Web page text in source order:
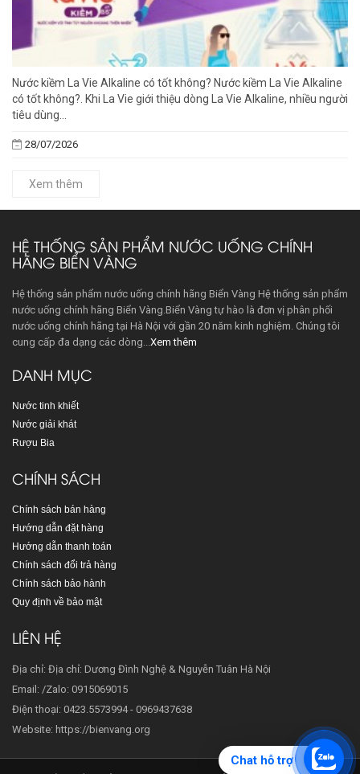
Nước kiềm La Vie Alkaline có tốt không? Nước kiềm La Vie Alkaline
có tốt không?. Khi La Vie giới thiệu dòng La Vie Alkaline, nhiều người
tiêu dùng...
28/07/2026
Xem thêm
HỆ THỐNG SẢN PHẨM NƯỚC UỐNG CHÍNH
HÃNG BIỂN VÀNG
Hệ thống sản phẩm nước uống chính hãng Biển Vàng Hệ thống sản phẩm
nước uống chính hãng Biển Vàng.Biển Vàng tự hào là đơn vị phân phối
nước uống chính hãng tại Hà Nội với gần 20 năm kinh nghiệm. Chúng tôi
cung cấp đa dạng các dòng... Xem thêm
DANH MỤC
Nước tinh khiết
Nước giải khát
Rượu Bia
CHÍNH SÁCH
Chính sách bán hàng
Hướng dẫn đặt hàng
Hướng dẫn thanh toán
Chính sách đổi trả hàng
Chính sách bảo hành
Quy định về bảo mật
LIÊN HỆ
Địa chỉ: Địa chỉ: Dương Đình Nghệ & Nguyễn Tuân Hà Nội
Email: /Zalo: 0915069015
Điện thoại: 0423.5573994 - 0969437638
Website: https://bienvang.org
Chat hỗ trợ